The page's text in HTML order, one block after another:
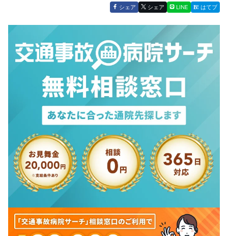
シェア シェア LINE はてブ